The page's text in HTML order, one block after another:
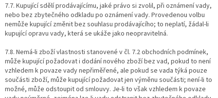
7.7. Kupující sdělí prodávajícímu, jaké právo si zvolil, při oznámení vady,
nebo bez zbytečného odkladu po oznámení vady. Provedenou volbu
nemůže kupující změnit bez souhlasu prodávajícího; to neplatí, žádal-li
kupující opravu vady, která se ukáže jako neopravitelná.
7.8. Nemá-li zboží vlastnosti stanovené v čl. 7.2 obchodních podmínek,
může kupující požadovat i dodání nového zboží bez vad, pokud to není
vzhledem k povaze vady nepřiměřené, ale pokud se vada týká pouze
součásti zboží, může kupující požadovat jen výměnu součásti; není-li to
možné, může odstoupit od smlouvy. Je-li to však vzhledem k povaze